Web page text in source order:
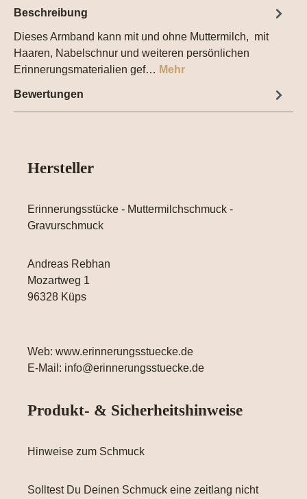
Beschreibung
Dieses Armband kann mit und ohne Muttermilch, mit
Haaren, Nabelschnur und weiteren persönlichen
Erinnerungsmaterialien gef… Mehr
Bewertungen
Hersteller
Erinnerungsstücke - Muttermilchschmuck -
Gravurschmuck
Andreas Rebhan
Mozartweg 1
96328 Küps
Web: www.erinnerungsstuecke.de
E-Mail: info@erinnerungsstuecke.de
Produkt- & Sicherheitshinweise
Hinweise zum Schmuck
Solltest Du Deinen Schmuck eine zeitlang nicht